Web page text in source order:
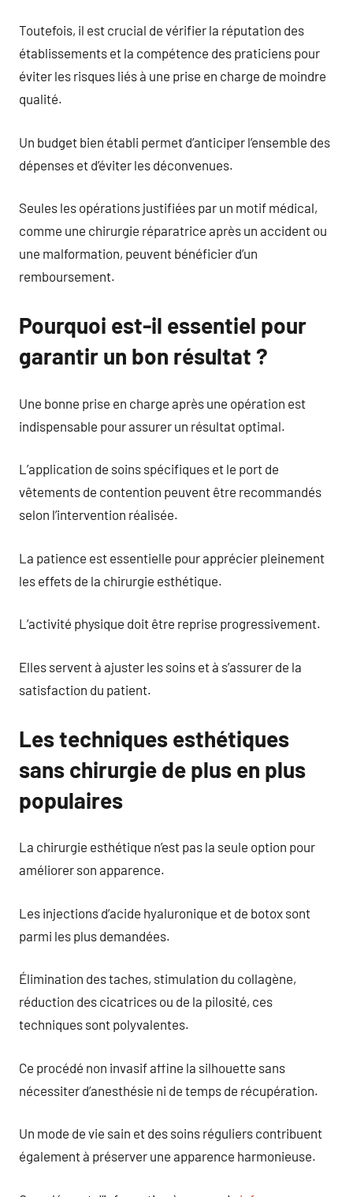
Toutefois, il est crucial de vérifier la réputation des
établissements et la compétence des praticiens pour
éviter les risques liés à une prise en charge de moindre
qualité.
Un budget bien établi permet d’anticiper l’ensemble des
dépenses et d’éviter les déconvenues.
Seules les opérations justifiées par un motif médical,
comme une chirurgie réparatrice après un accident ou
une malformation, peuvent bénéficier d’un
remboursement.
Pourquoi est-il essentiel pour
garantir un bon résultat ?
Une bonne prise en charge après une opération est
indispensable pour assurer un résultat optimal.
L’application de soins spécifiques et le port de
vêtements de contention peuvent être recommandés
selon l’intervention réalisée.
La patience est essentielle pour apprécier pleinement
les effets de la chirurgie esthétique.
L’activité physique doit être reprise progressivement.
Elles servent à ajuster les soins et à s’assurer de la
satisfaction du patient.
Les techniques esthétiques
sans chirurgie de plus en plus
populaires
La chirurgie esthétique n’est pas la seule option pour
améliorer son apparence.
Les injections d’acide hyaluronique et de botox sont
parmi les plus demandées.
Élimination des taches, stimulation du collagène,
réduction des cicatrices ou de la pilosité, ces
techniques sont polyvalentes.
Ce procédé non invasif affine la silhouette sans
nécessiter d’anesthésie ni de temps de récupération.
Un mode de vie sain et des soins réguliers contribuent
également à préserver une apparence harmonieuse.